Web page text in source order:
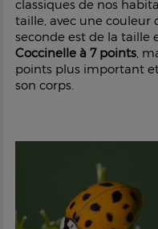
classiques de nos
taille, avec une couleur
seconde est de la taille
Coccinelle à 7 points,
points plus important
son corps.